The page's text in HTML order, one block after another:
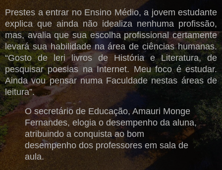
Prestes a entrar no Ensino Médio, a jovem estudante
explica que ainda não idealiza nenhuma profissão,
mas, avalia que sua escolha profissional certamente
levará sua habilidade na área de ciências humanas.
“Gosto de leri livros de História e Literatura, de
pesquisar poesias na Internet. Meu foco é estudar.
Ainda vou pensar numa Faculdade nestas áreas de
leitura”.
O secretário de Educação, Amauri Monge
Fernandes, elogia o desempenho da aluna,
atribuindo a conquista ao bom
desempenho dos professores em sala de
aula.